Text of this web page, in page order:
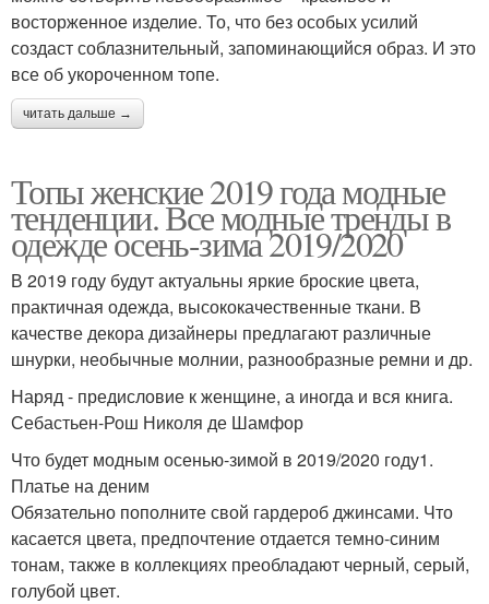
восторженное изделие. То, что без особых усилий
создаст соблазнительный, запоминающийся образ. И это
все об укороченном топе.
читать дальше →
Топы женские 2019 года модные
тенденции. Все модные тренды в
одежде осень-зима 2019/2020
В 2019 году будут актуальны яркие броские цвета,
практичная одежда, высококачественные ткани. В
качестве декора дизайнеры предлагают различные
шнурки, необычные молнии, разнообразные ремни и др.
Наряд - предисловие к женщине, а иногда и вся книга.
Себастьен-Рош Николя де Шамфор
Что будет модным осенью-зимой в 2019/2020 году1.
Платье на деним
Обязательно пополните свой гардероб джинсами. Что
касается цвета, предпочтение отдается темно-синим
тонам, также в коллекциях преобладают черный, серый,
голубой цвет.